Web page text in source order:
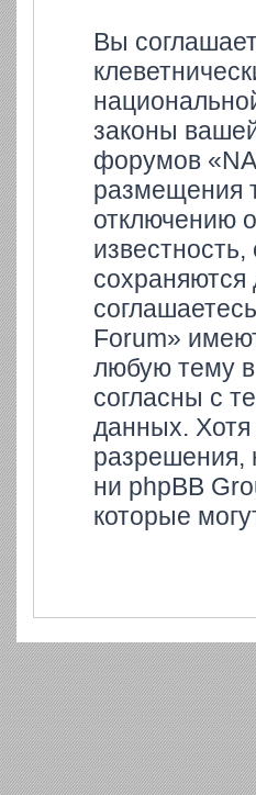
Вы
законы
форумов
размещения
отключению
сохраняются
Forum»
любую тему
согласны с
данных. Хотя
разрешения,
ни phpBB
которые